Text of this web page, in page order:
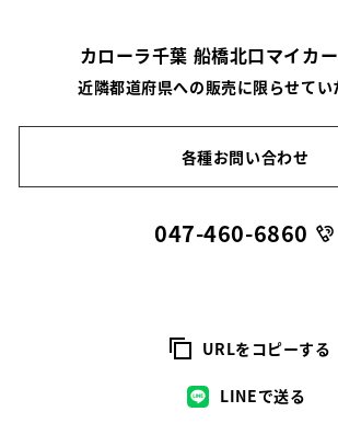
カローラ千葉 船橋北口マイカ
近隣都道府県への販売に限らせてい
各種お問い合わせ
047-460-6860
URLをコピーする
LINEで送る